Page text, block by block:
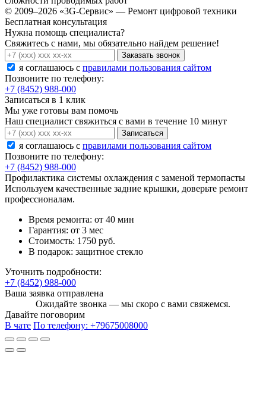
© 2009–2026 «3G-Сервис» — Ремонт цифровой техники
Бесплатная консультация
Нужна помощь специалиста?
Свяжитесь с нами, мы обязательно найдем решение!
Заказать звонок
я соглашаюсь c правилами пользования сайтом
Позвоните по телефону:
+7 (8452) 988-000
Записаться в 1 клик
Мы уже готовы вам помочь
Наш специалист свяжиться с вами в течение 10 минут
Записаться
я соглашаюсь c правилами пользования сайтом
Позвоните по телефону:
+7 (8452) 988-000
Профилактика системы охлаждения с заменой термопасты
Используем качественные задние крышки, доверьте ремонт
профессионалам.
Время ремонта: от 40 мин
Гарантия: от 3 мес
Стоимость: 1750 руб.
В подарок: защитное стекло
Уточнить подробности:
+7 (8452) 988-000
Ваша заявка отправлена
Ожидайте звонка — мы скоро с вами свяжемся.
Давайте поговорим
В чате По телефону: +79675008000